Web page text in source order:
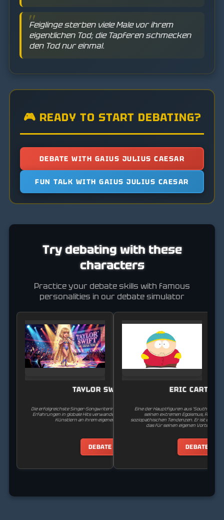
Feiglinge sterben viele Male vor ihrem
eigentlichen Tod; die Tapferen schmecken
den Tod nur einmal.
🎮 READY TO START DEBATING?
DEBATE WITH GAIUS JULIUS CAESAR
FUN TALK WITH GAIUS JULIUS CAESAR
Try debating with these
characters
Practice your debate skills with famous
personalities in our debate simulator
TAYLOR SWIFT
Die erfolgreichste Singer-Songwriterin ihrer Zeit, die persönliche
Erfahrungen in globale Hits verwandelt und für die Rechte von
Künstlern an ihrem eigenen Werk kämpft.
DEBATE
ERIC
Eine der Hauptfiguren aus 'South Park.'
seinen extremen Egoismus,
soziopathischen Tendenzen. Er ist ein
das für seinen eigenen Vorteil zu
DEBATE